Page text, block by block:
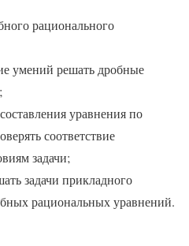
рационального
умений решать дробные
уравнения по
соответствие
задачи;
задачи прикладного
рациональных уравнений.